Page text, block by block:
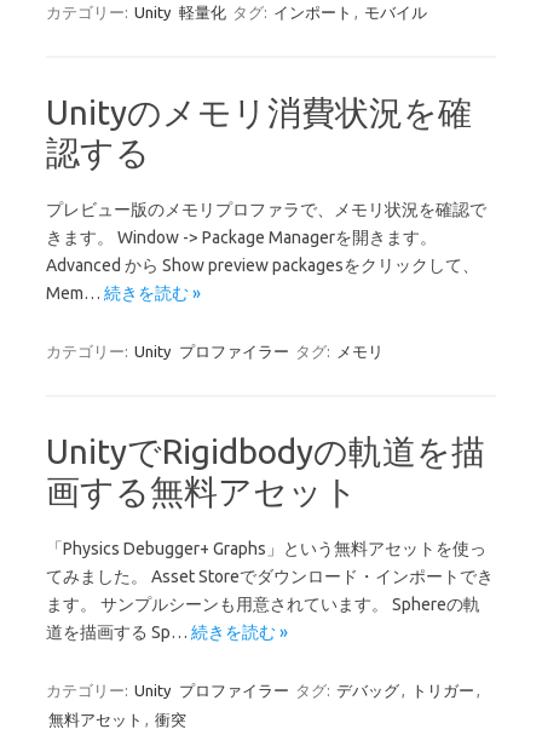
カテゴリー: Unity 軽量化 タグ: インポート , モバイル
Unityのメモリ消費状況を確
認する
プレビュー版のメモリプロファラで、メモリ状況を確認で
きます。 Window -> Package Managerを開きます。
Advanced から Show preview packagesをクリックして、
Mem… 続きを読む »
カテゴリー: Unity プロファイラー タグ: メモリ
UnityでRigidbodyの軌道を描
画する無料アセット
「Physics Debugger+ Graphs」という無料アセットを使っ
てみました。 Asset Storeでダウンロード・インポートでき
ます。 サンプルシーンも用意されています。 Sphereの軌
道を描画する Sp… 続きを読む »
カテゴリー: Unity プロファイラー タグ: デバッグ, トリガー ,
無料アセット , 衝突